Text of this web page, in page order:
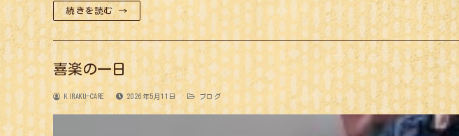
続きを読む →
喜楽の一日
KIRAKU-CARE 2026年5月11日 ブログ